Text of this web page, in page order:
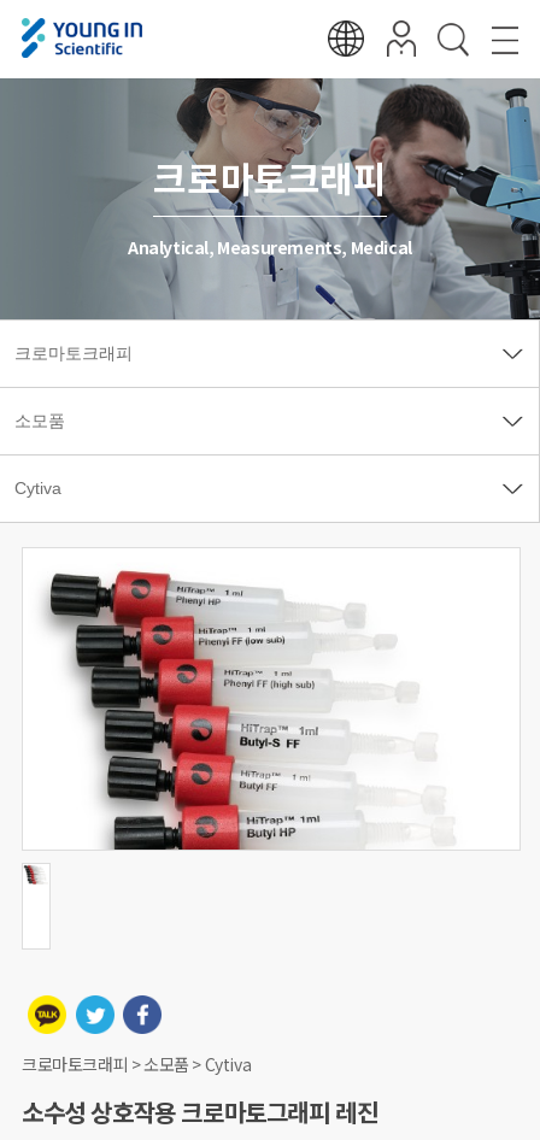
크로마토크래피
Analytical, Measurements, Medical
크로마토크래피 > 소모품 > Cytiva
소수성 상호작용 크로마토그래피 레진